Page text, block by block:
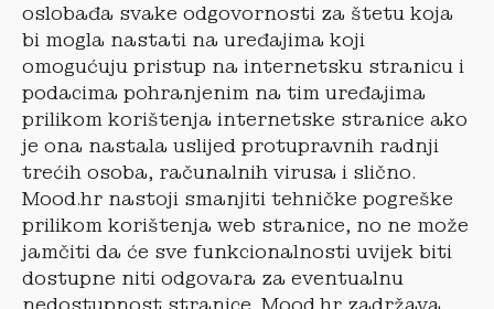
oslobađa svake odgovornosti za štetu koja
bi mogla nastati na uređajima koji
omogućuju pristup na internetsku stranicu i
podacima pohranjenim na tim uređajima
prilikom korištenja internetske stranice ako
je ona nastala uslijed protupravnih radnji
trećih osoba, računalnih virusa i slično.
Mood.hr nastoji smanjiti tehničke pogreške
prilikom korištenja web stranice, no ne može
jamčiti da će sve funkcionalnosti uvijek biti
dostupne niti odgovara za eventualnu